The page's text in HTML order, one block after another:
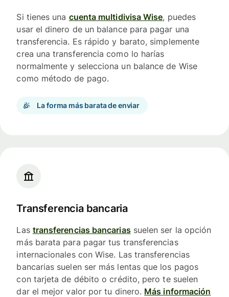
Si tienes una cuenta multidivisa Wise, puedes
usar el dinero de un balance para pagar una
transferencia. Es rápido y barato, simplemente
crea una transferencia como lo harías
normalmente y selecciona un balance de Wise
como método de pago.
La forma más barata de enviar
Transferencia bancaria
Las transferencias bancariassuelen ser la opción
más barata para pagar tus transferencias
internacionales con Wise. Las transferencias
bancarias suelen ser más lentas que los pagos
con tarjeta de débito o crédito, pero te suelen
dar el mejor valor por tu dinero. Más información